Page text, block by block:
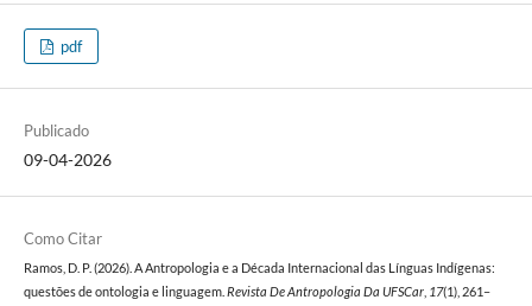
pdf
Publicado
09-04-2026
Como Citar
Ramos, D. P. (2026). A Antropologia e a Década Internacional das Línguas Indígenas:
questões de ontologia e linguagem. Revista De Antropologia Da UFSCar, 17(1), 261–